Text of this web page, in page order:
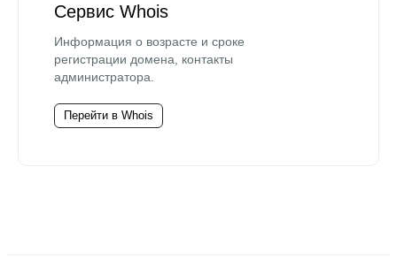
Сервис Whois
Информация о возрасте и сроке
регистрации домена, контакты
администратора.
Перейти в Whois